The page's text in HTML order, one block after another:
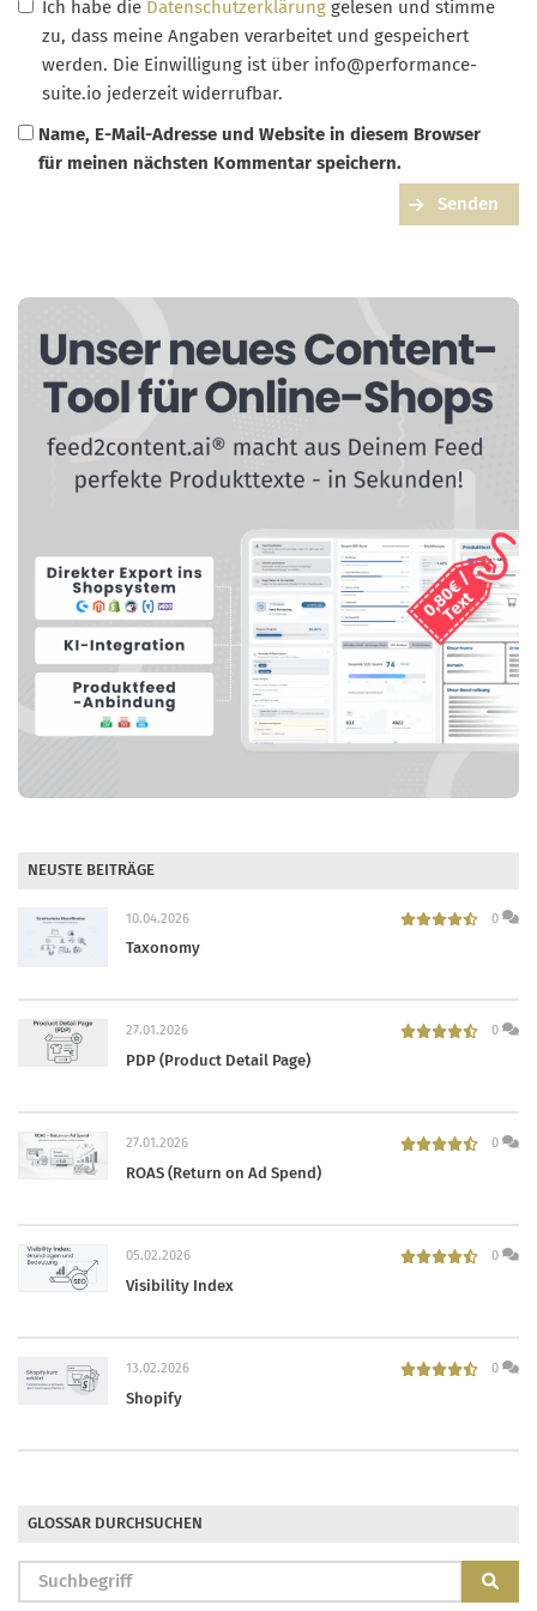
Ich habe die Datenschutzerklärung gelesen und stimme
zu, dass meine Angaben verarbeitet und gespeichert
werden. Die Einwilligung ist über info@performance-
suite.io jederzeit widerrufbar.
Name, E-Mail-Adresse und Website in diesem Browser
für meinen nächsten Kommentar speichern.
Senden
NEUSTE BEITRÄGE
10.04.2026 0
Taxonomy
27.01.2026 0
PDP (Product Detail Page)
27.01.2026 0
ROAS (Return on Ad Spend)
05.02.2026 0
Visibility Index
13.02.2026 0
Shopify
GLOSSAR DURCHSUCHEN